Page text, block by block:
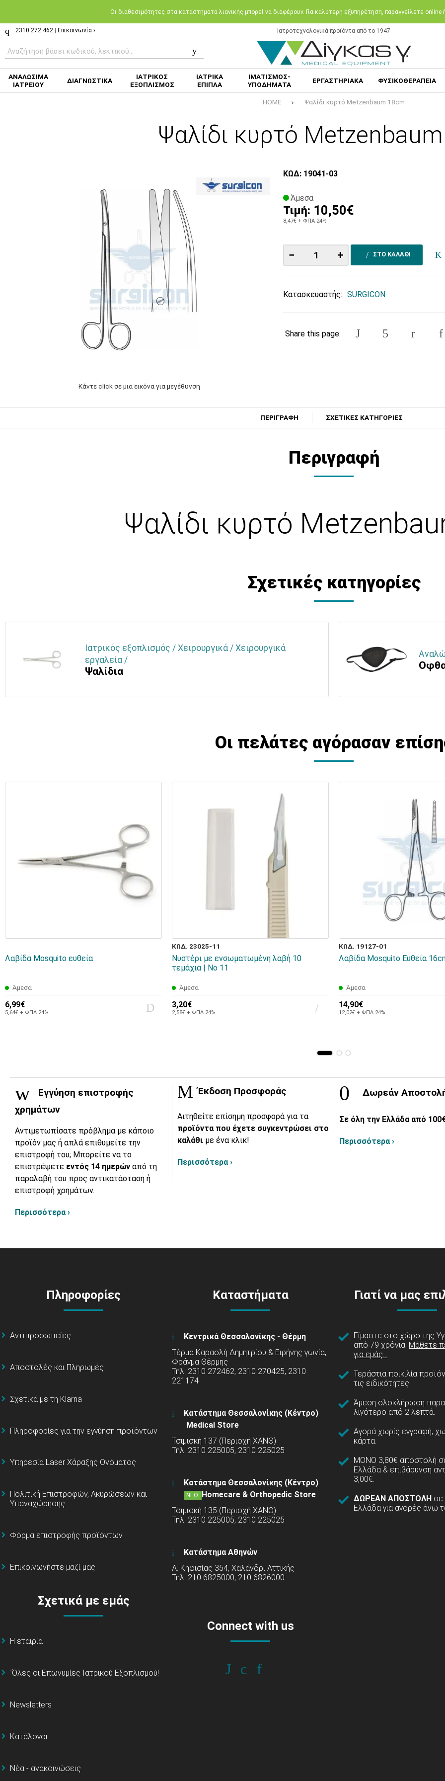
Oι διαθεσιμότητες στα καταστήματα λιανικής μπορεί να διαφέρουν. Για καλύτερη εξυπηρέτηση, παραγγείλετε
2310.272.462 Επικοινωνία › Ιατροτεχνολογικά προϊόντα από το 1947
ΑΝΑΛΩΣΙΜΑ
ΙΑΤΡΕΙΟΥ
ΔΙΑΓΝΩΣΤΙΚΑ
ΙΑΤΡΙΚΟΣ
ΕΞΟΠΛΙΣΜΟΣ
ΙΑΤΡΙΚΑ
ΕΠΙΠΛΑ
ΙΜΑΤΙΣΜΟΣ-
ΥΠΟΔΗΜΑΤΑ
ΕΡΓΑΣΤΗΡΙΑΚΑ ΦΥΣΙΚΟΘΕΡΑΠΕΙΑ
HOME Ψαλίδι κυρτό Metzenbaum 18cm
Ψαλίδι κυρτό
Κάντε click σε μια εικόνα για μεγέθυνση
ΚΩΔ: 19041-03
Άμεσα
Τιμή: 10,50€
8,47€ + ΦΠΑ 24%
− + ΣΤΟ ΚΑΛΑΘΙ
Κατασκευαστής: SURGICON
Share this page:
ΠΕΡΙΓΡΑΦΗ ΣΧΕΤΙΚΕΣ ΚΑΤΗΓΟΡΙΕΣ
Περιγραφή
Ψαλίδι κυρτό
Σχετικές κατηγορίες
Ιατρικός εξοπλισμός / Χειρουργικά / Χειρουργικά
εργαλεία /
Ψαλίδια
Οι πελάτες αγόρασαν
Λαβίδα Mosquito ευθεία
Άμεσα
6,99€
5,64€ + ΦΠΑ 24%
ΚΩΔ. 23025-11
Νυστέρι με ενσωματωμένη λαβή 10
τεμάχια | Νο 11
Άμεσα
3,20€
2,58€ + ΦΠΑ 24%
ΚΩΔ. 19127-01
Λαβίδα Mosquito Ευθεία
Άμεσα
14,90€
12,02€ + ΦΠΑ 24%
Εγγύηση επιστροφής
χρημάτων
Αντιμετωπίσατε πρόβλημα με κάποιο
προϊόν μας ή απλά επιθυμείτε την
επιστροφή του; Μπορείτε να το
επιστρέψετε εντός 14 ημερών από τη
παραλαβή του προς αντικατάσταση ή
επιστροφή χρημάτων.
Περισσότερα ›
Έκδοση Προσφοράς
Αιτηθείτε επίσημη προσφορά για τα
προϊόντα που έχετε συγκεντρώσει στο
καλάθι με ένα κλικ!
Περισσότερα ›
Δωρεάν
Σε όλη την Ελλάδα από
Περισσότερα ›
Πληροφορίες
Αντιπροσωπείες
Αποστολές και Πληρωμές
Σχετικά με τη Klarna
Πληροφορίες για την εγγύηση προϊόντων
Υπηρεσία Laser Χάραξης Ονόματος
Πολιτική Επιστροφών, Ακυρώσεων και
Υπαναχώρησης
Φόρμα επιστροφής προϊόντων
Επικοινωνήστε μαζί μας
Σχετικά με εμάς
Η εταιρία
΄Όλες οι Επωνυμίες Ιατρικού Εξοπλισμού!
Newsletters
Κατάλογοι
Νέα - ανακοινώσεις
Καταστήματα
Κεντρικά Θεσσαλονίκης - Θέρμη
Τέρμα Καραολή Δημητρίου & Ειρήνης γωνία,
Φράγμα Θέρμης
Τηλ: 2310 272462, 2310 270425, 2310
221174
Κατάστημα Θεσσαλονίκης (Κέντρο)
Medical Store
Τσιμισκή 137 (Περιοχή ΧΑΝΘ)
Τηλ: 2310 225005, 2310 225025
Κατάστημα Θεσσαλονίκης (Κέντρο)
ΝΕΟ
Homecare & Orthopedic Store
Τσιμισκή 135 (Περιοχή ΧΑΝΘ)
Τηλ: 2310 225005, 2310 225025
Κατάστημα Αθηνών
Λ. Κηφισίας 354, Χαλάνδρι Αττικής
Τηλ: 210 6825000, 210 6826000
Connect with us
Γιατί να μας
Είμαστε στο χώρο της
από 79 χρόνια! Μάθετε
για εμάς...
Τεράστια ποικιλία
τις ειδικότητες.
Άμεση ολοκλήρωση
λιγότερο από 2 λεπτά.
Αγορά χωρίς εγγραφή,
κάρτα.
ΜΟΝΟ 3,80€ αποστολή
Ελλάδα & επιβάρυνση
3,00€.
ΔΩΡΕΑΝ ΑΠΟΣΤΟΛΗ σε
Ελλάδα για αγορές άνω